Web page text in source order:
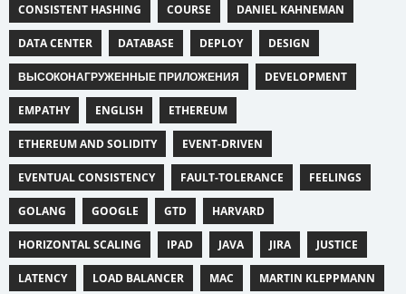
CONSISTENT HASHING COURSE DANIEL KAHNEMAN
DATA CENTER DATABASE DEPLOY DESIGN
ВЫСОКОНАГРУЖЕННЫЕ ПРИЛОЖЕНИЯ DEVELOPMENT
EMPATHY ENGLISH ETHEREUM
ETHEREUM AND SOLIDITY EVENT-DRIVEN
EVENTUAL CONSISTENCY FAULT-TOLERANCE FEELINGS
GOLANG GOOGLE GTD HARVARD
HORIZONTAL SCALING IPAD JAVA JIRA JUSTICE
LATENCY LOAD BALANCER MAC MARTIN KLEPPMANN